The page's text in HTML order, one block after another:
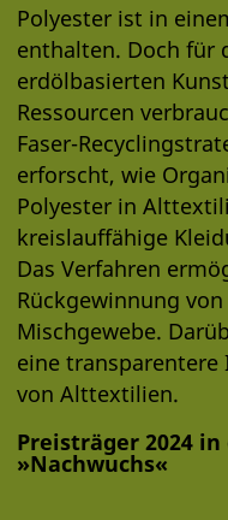
Polyester ist in
enthalten. Doch für
erdölbasierten
Ressourcen
Faser-
erforscht, wie
Polyester in
kreislauffähige
Das Verfahren
Rückgewinnung
Mischgewebe.
eine
von Alttextilien.
Preisträger 2024
»Nachwuchs«